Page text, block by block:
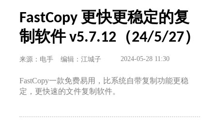
FastCopy 更快更稳定的复
制软件 v5.7.12（24/5/27）
来源：电手 编辑：江城子 2024-05-28 11:30
FastCopy一款免费易用，比系统自带复制功能更稳
定，更快速的文件复制软件。